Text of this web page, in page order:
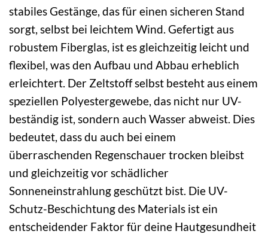
stabiles Gestänge, das für einen sicheren Stand
sorgt, selbst bei leichtem Wind. Gefertigt aus
robustem Fiberglas, ist es gleichzeitig leicht und
flexibel, was den Aufbau und Abbau erheblich
erleichtert. Der Zeltstoff selbst besteht aus einem
speziellen Polyestergewebe, das nicht nur UV-
beständig ist, sondern auch Wasser abweist. Dies
bedeutet, dass du auch bei einem
überraschenden Regenschauer trocken bleibst
und gleichzeitig vor schädlicher
Sonneneinstrahlung geschützt bist. Die UV-
Schutz-Beschichtung des Materials ist ein
entscheidender Faktor für deine Hautgesundheit